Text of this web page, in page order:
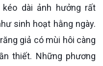
sinh hoạt hằng ngày.
giả có mùi hôi càng
thiết. Những phương